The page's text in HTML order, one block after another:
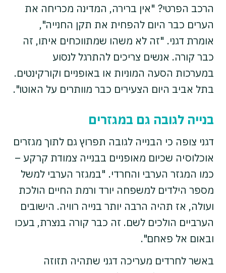
הרכב הפרטי? "אין ברירה, המדינה מכריחה את
הערים כבר היום להפחית את תקן החנייה",
אומרת דגני. "זה לא משהו שמתווכחים איתו, זה
כבר קורה. אנשים צריכים להתרגל לנסוע
במערכות הסעה המוניות או באופניים וקורקינטים.
בתל אביב היום הצעירים כבר מוותרים על האוטו".
בנייה לגובה גם במגזרים
דגני צופה כי הבנייה לגובה תפרוץ גם לתוך מגזרים
אוכלוסיה שכיום מאופניים בבנייה צמודת קרקע –
כמו המגזר הערבי והחרדי. "במגזר הערבי למשל
מספר הילדים למשפחה יורד ורמת החיים הולכת
ועולה, אז תהיה הרבה יותר בנייה רוויה. הישובים
הערביים הולכים לשם. זה כבר קורה בנצרת, בעכו
ובאום אל פאחם".
באשר לחרדים מעריכה דגני שתהיה תזוזה